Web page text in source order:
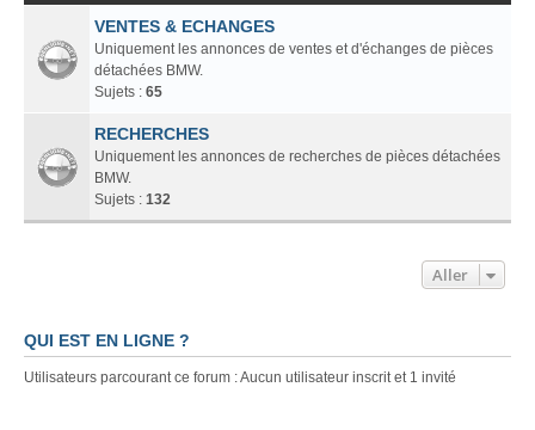
VENTES & ECHANGES
Uniquement les annonces de ventes et d'échanges de pièces
détachées BMW.
Sujets : 65
RECHERCHES
Uniquement les annonces de recherches de pièces détachées
BMW.
Sujets : 132
Aller
QUI EST EN LIGNE ?
Utilisateurs parcourant ce forum : Aucun utilisateur inscrit et 1 invité